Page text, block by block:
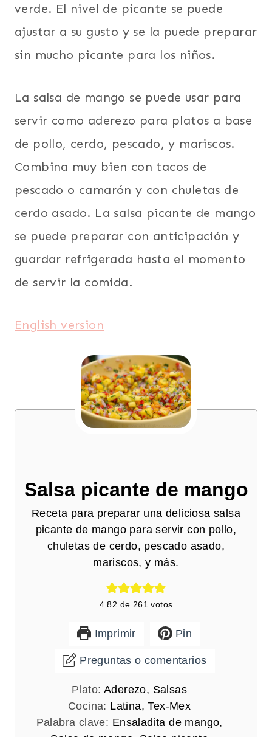
verde. El nivel de picante se puede
ajustar a su gusto y se la puede preparar
sin mucho picante para los niños.
La salsa de mango se puede usar para
servir como aderezo para platos a base
de pollo, cerdo, pescado, y mariscos.
Combina muy bien con tacos de
pescado o camarón y con chuletas de
cerdo asado. La salsa picante de mango
se puede preparar con anticipación y
guardar refrigerada hasta el momento
de servir la comida.
English version
Salsa picante de mango
Receta para preparar una deliciosa salsa
picante de mango para servir con pollo,
chuletas de cerdo, pescado asado,
mariscos, y más.
4.82 de 261 votos
Imprimir Pin
Preguntas o comentarios
Plato:Aderezo, Salsas
Cocina: Latina, Tex-Mex
Palabra clave: Ensaladita de mango,